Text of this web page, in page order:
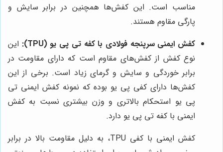
مناسب است. این کفش‌ها همچنین در برابر سایش و
پارگی مقاوم هستند.
کفش ایمنی سرپنجه فولادی با کفه تی پی یو (TPU):
این
نوع کفش از کفش‌های مقاوم است که دارای مقاومت در
برابر خوردگی و سایش و گرمای زیاد است. برخی از این
کفش‌ها دارای کفی پی یو بوده که نمونه کفش ایمنی تی
پی یو استحکام بالاتری و وزن بیشتری نسبت به کفش
ایمنی با کفه تی پی یو دارد.
کفش ایمنی با کفی TPU، به دلیل مقاومت بالا در برابر